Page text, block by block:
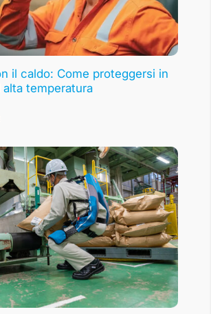
il caldo: Come proteggersi in
temperatura